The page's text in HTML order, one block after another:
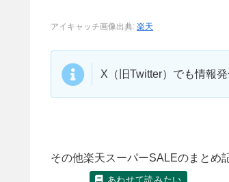
アイキャッチ画像出典: 楽天
X（旧Twitter）でも情報
その他楽天スーパーSALEのまとめ